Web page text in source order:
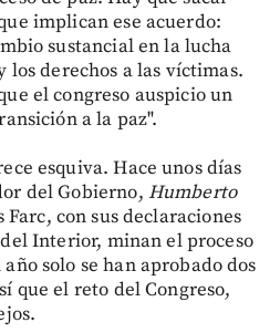
implican ese acuerdo:
sustancial en la lucha
derechos a las víctimas.
el congreso auspicio un
a la paz".
esquiva. Hace unos días
del Gobierno, Humberto
Farc, con sus declaraciones
Interior, minan el proceso
solo se han aprobado dos
que el reto del Congreso,